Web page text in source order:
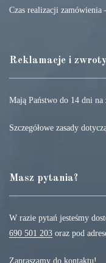
Czas realizacji zamówienia
Reklamacje i zwroty
Mają Państwo do 14 dni
Szczegółowe zasady
Masz pytania?
W razie pytań jesteśmy
690 501 203 oraz pod
Zapraszamy do kontaktu!